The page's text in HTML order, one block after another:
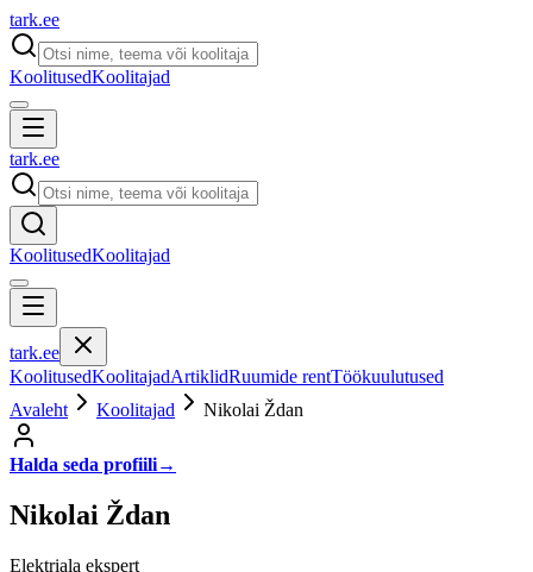
tark.ee
KoolitusedKoolitajad
tark.ee
KoolitusedKoolitajad
tark.ee
KoolitusedKoolitajadArtiklidRuumide rentTöökuulutused
Avaleht
Koolitajad Nikolai Ždan
Halda seda profiili→
Nikolai Ždan
Elektriala ekspert